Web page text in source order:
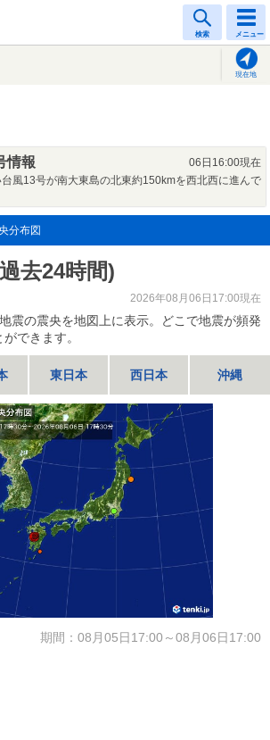
検索 メニュー
現在地
情報
06日16:00現在
風13号が南大東島の北東約150kmを西北西に進んで
分布図
去24時間)
2026年08月06日17:00現在
震の震央を地図上に表示。どこで地震が頻発
できます。
東日本 西日本 沖縄
期間：08月05日17:00～08月06日17:00